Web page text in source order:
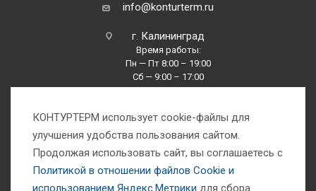
info@konturterm.ru
г. Калининград
Время работы:
Пн — Пт 8:00 – 19:00
Сб — 9:00 – 17:00
Вс —10:00 – 16:00
КОНТУРТЕРМ использует cookie-файлы для
улучшения удобства пользования сайтом.
Продолжая использовать сайт, вы соглашаетесь с
Политикой в отношении файлов Сookie и
использованием Яндекс.Метрики для сбора